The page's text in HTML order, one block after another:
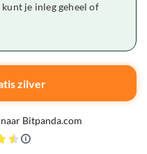
je inleg geheel of
zilver
Bitpanda.com